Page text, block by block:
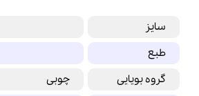
سایز
طبع
گروه بویایی
چوبی